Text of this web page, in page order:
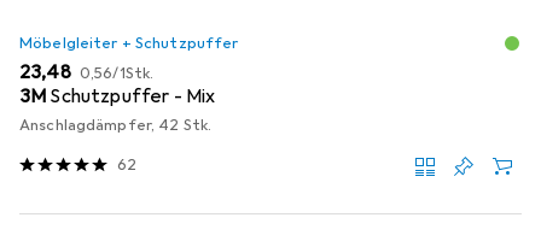
Möbelgleiter + Schutzpuffer
EUR
23,48 EUR
0,56/1Stk.
3M Schutzpuffer - Mix
Anschlagdämpfer, 42 Stk.
62